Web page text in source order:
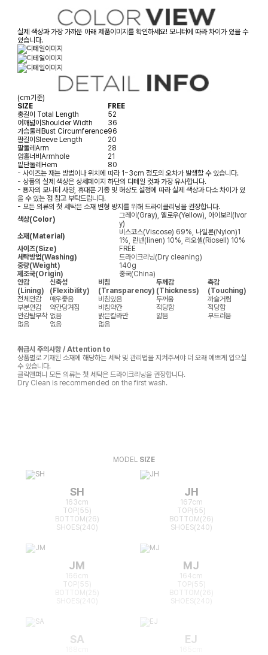
실제 색상과 가장 가까운 아래 제품이미지를 확인하세요! 모니터에 따라 차이가 있을 수
있습니다.
(cm기준)
SIZE
FREE
총길이 Total Length
52
어깨넓이 Shoulder Width
36
가슴둘레 Bust Circumference96
팔길이 Sleeve Length
20
팔둘레 Arm
28
암홀너비 Armhole
21
밑단둘레 Hem
80
- 사이즈는 재는 방법이나 위치에 따라 1~3cm 정도의 오차가 발생할 수 있습니다.
- 상품의 실제 색상은 상세페이지 하단의 디테일 컷과 가장 유사합니다.
- 용자의 모니터 사양, 휴대폰 기종 및 해상도 설정에 따라 실제 색상과 다소 차이가 있
을 수 있는 점 참고 부탁드립니다.
- 모든 의류의 첫 세탁은 소재 변형 방지를 위해 드라이클리닝을 권장합니다.
색상(Color)
그레이(Gray), 옐로우(Yellow), 아이보리(Ivor
y)
소재(Material)
비스코스(Viscose) 69%, 나일론(Nylon)1
1%, 린넨(linen) 10%, 리오셀(Riosell) 10%
사이즈(Size)
FREE
세탁방법(Washing)
드라이크리닝(Dry cleaning)
중량(Weight)
140g
제조국(Origin)
중국(China)
안감
(Lining)
신축성
(Flexibility)
비침
(Transparency)
두께감
(Thickness)
촉감
(Touching)
전체안감
매우좋음 비침있음 두꺼움
까슬거림
부분안감
약간당겨짐 비침약간 적당함
적당함
안감탈부착 없음 밝은칼라만 얇음
부드러움
없음
없음 없음
취급시 주의사항 / Attention to
상품별로 기재된 소재에 해당하는 세탁 및 관리법을 지켜주셔야 더 오래 예쁘게 입으실
수 있습니다.
클릭앤퍼니 모든 의류는 첫 세탁은 드라이크리닝을 권장합니다.
Dry Clean is recommended on the first wash.
MODEL SIZE
SH
163cm
TOP(55)
BOTTOM(26)
SHOES(240)
JH
167cm
TOP(55)
BOTTOM(26)
SHOES(240)
JM
166cm
TOP(55)
BOTTOM(25)
MJ
164cm
TOP(55)
BOTTOM(26)
SA EJ